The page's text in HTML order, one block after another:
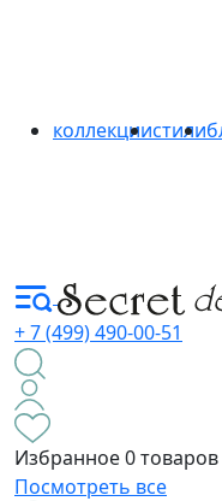
коллекциистили
+ 7 (499) 490-00-51
Избранное0 товаров
Посмотреть все